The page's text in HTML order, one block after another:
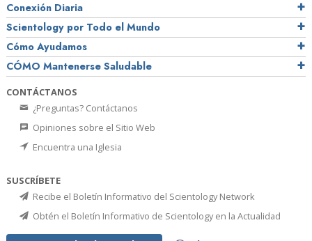
Conexión Diaria
Scientology por Todo el Mundo
Cómo Ayudamos
CÓMO Mantenerse Saludable
CONTÁCTANOS
¿Preguntas? Contáctanos
Opiniones sobre el Sitio Web
Encuentra una Iglesia
SUSCRÍBETE
Recibe el Boletín Informativo del Scientology Network
Obtén el Boletín Informativo de Scientology en la Actualidad